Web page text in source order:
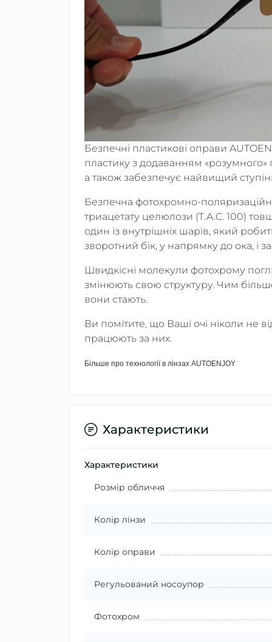
Безпечні пластикові оправи
пластику з додаванням
а також забезпечує найвищий
Безпечна фотохромно-
триацетату целюлози (T.A.C. 100)
один із внутрішніх шарів, який
зворотний бік, у напрямку до ока, і
Швидкісні молекули фотохрому
змінюють свою структуру. Чим
вони стають.
Ви помітите, що Ваші очі ніколи не
працюють за них.
Більше про технології в лінзах AUTOENJOY
Характеристики
Характеристики
Розмір обличчя
Колір лінзи
Колір оправи
Регульований носоупор
Фотохром